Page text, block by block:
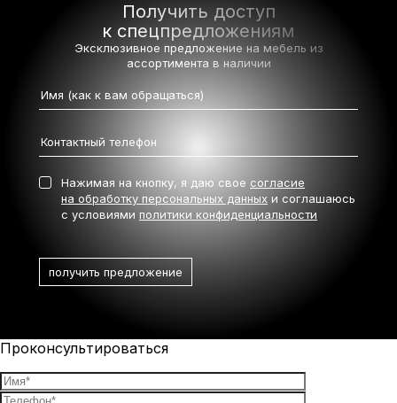
Получить доступ
к спецпредложениям
Эксклюзивное предложение на мебель из
ассортимента в наличии
Нажимая на кнопку, я даю свое согласие
на обработку персональных данных и соглашаюсь
с условиями политики конфиденциальности
Проконсультироваться